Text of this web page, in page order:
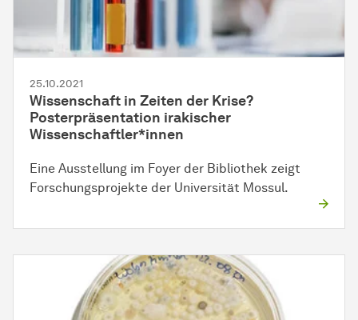
25.10.2021
Wissenschaft in Zeiten der Krise?
Posterpräsentation irakischer
Wissenschaftler*innen
Eine Ausstellung im Foyer der Bibliothek zeigt
Forschungsprojekte der Universität Mossul.